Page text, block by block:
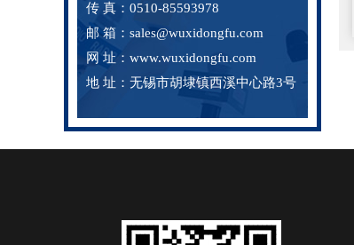
传 真：0510-85593978
邮 箱：sales@wuxidongfu.com
网 址：www.wuxidongfu.com
地 址：无锡市胡埭镇西溪中心路3号